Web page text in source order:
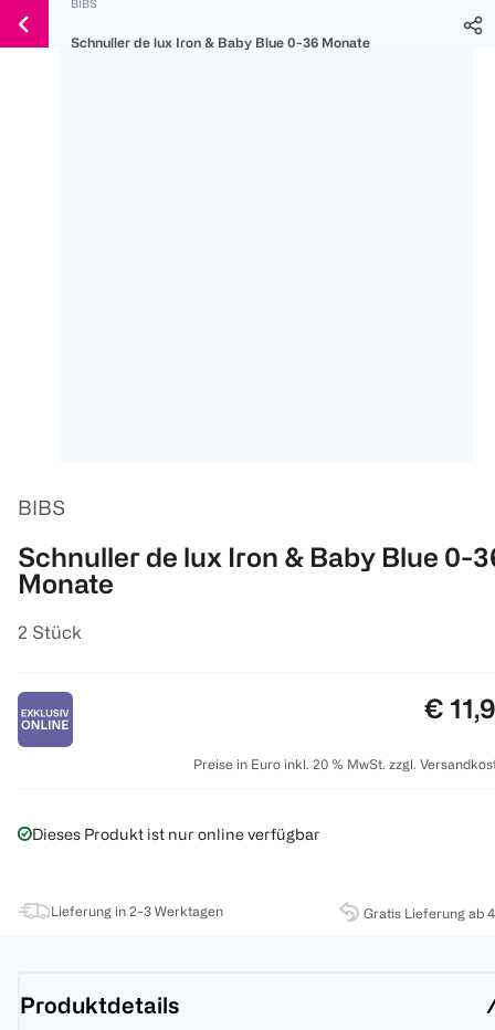
150 Ös
300 Ös
500 Ös
Weiter
zum
BIBS
Schnuller de lux Iron & Baby Blue 0-36 Monate
BIBS
Schnuller de lux Iron & Baby Blue 0-
Monate
2 Stück
Preis:
€
Preise in Euro inkl. 20 % MwSt. zzgl.
Dieses Produkt ist nur online verfügbar
Lieferung in 2-3 Werktagen Gratis Lieferung ab
Produktdetails